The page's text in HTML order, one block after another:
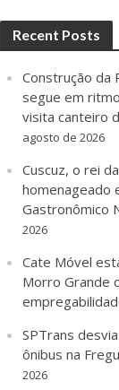
Recent Posts
Construção da
segue em
visita canteiro
agosto de 2026
Cuscuz, o rei
homenageado
Gastronômico
2026
Cate Móvel
Morro Grande
SPTrans
ônibus na
2026